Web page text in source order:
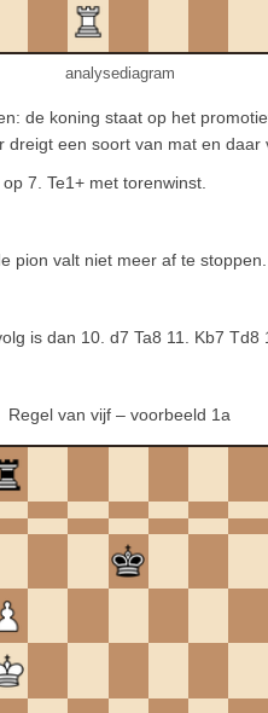
analysediagram
de koning staat op het
een soort van mat en daar
7. Te1+ met torenwinst.
pion valt niet meer af te stoppen.
is dan 10. d7 Ta8 11. Kb7 Td8
Regel van vijf – voorbeeld 1a